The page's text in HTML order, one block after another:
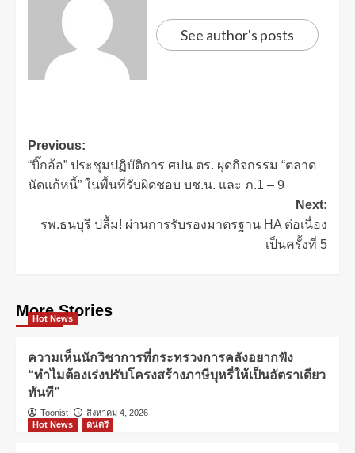
See author's posts
Previous:
“บิ๊กอ้อ” ประชุมปฏิบัติการ ศปน ตร. ผุดกิจกรรม “ตลาด
นัดแก้หนี้” ในพื้นที่รับผิดชอบ บช.น. และ ภ.1 – 9
Next:
รพ.ธนบุรี ปลื้ม! ผ่านการรับรองมาตรฐาน HA ต่อเนื่อง
เป็นครั้งที่ 5
More Stories
Hot News
ความเห็นนักวิชาการที่กระทรวงการคลังอยากฟัง
“ทำไมต้องเร่งปรับโครงสร้างภาษีบุหรี่ให้เป็นอัตราเดียว
ทันที”
Toonist
สิงหาคม 4, 2026
Hot News
ดนตรี